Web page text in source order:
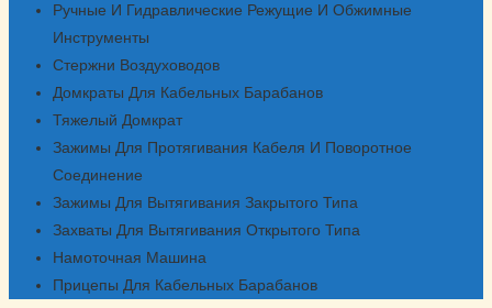
вашем
приложении
Ручные И Гидравлические Режущие И Обжимные
Инструменты
Стержни Воздуховодов
Домкраты Для Кабельных Барабанов
Тяжелый Домкрат
Зажимы Для Протягивания Кабеля И Поворотное
Соединение
Зажимы Для Вытягивания Закрытого Типа
Захваты Для Вытягивания Открытого Типа
Намоточная Машина
Прицепы Для Кабельных Барабанов